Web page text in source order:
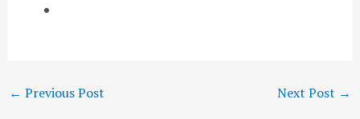
← Previous Post Next Post →